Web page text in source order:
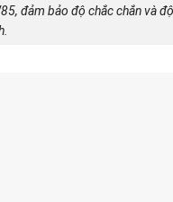
đảm bảo độ chắc chắn và